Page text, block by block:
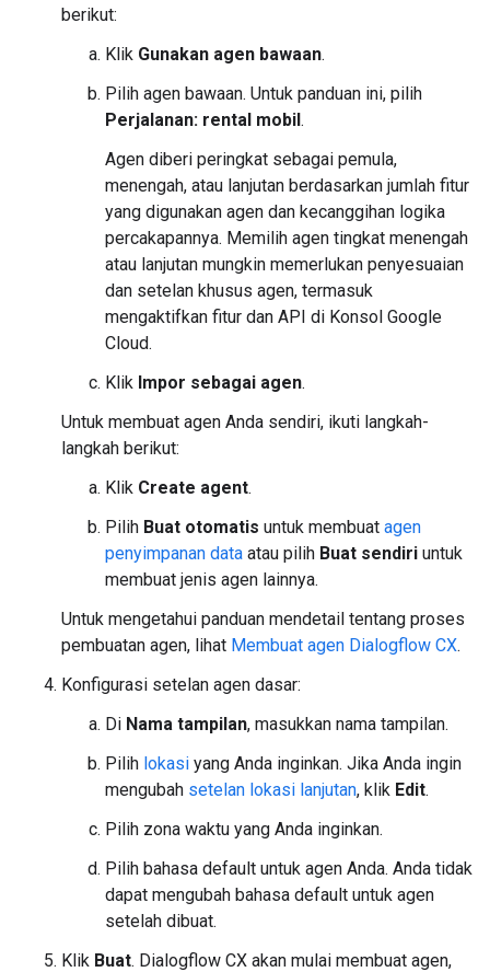
berikut:
Klik Gunakan agen bawaan.
Pilih agen bawaan. Untuk panduan ini, pilih
Perjalanan: rental mobil.
Agen diberi peringkat sebagai pemula,
menengah, atau lanjutan berdasarkan jumlah fitur
yang digunakan agen dan kecanggihan logika
percakapannya. Memilih agen tingkat menengah
atau lanjutan mungkin memerlukan penyesuaian
dan setelan khusus agen, termasuk
mengaktifkan fitur dan API di Konsol Google
Cloud.
Klik Impor sebagai agen.
Untuk membuat agen Anda sendiri, ikuti langkah-
langkah berikut:
Klik Create agent.
Pilih Buat otomatis untuk membuat agen
penyimpanan data atau pilih Buat sendiri untuk
membuat jenis agen lainnya.
Untuk mengetahui panduan mendetail tentang proses
pembuatan agen, lihat Membuat agen Dialogflow CX.
Konfigurasi setelan agen dasar:
Di Nama tampilan, masukkan nama tampilan.
Pilih lokasi yang Anda inginkan. Jika Anda ingin
mengubah setelan lokasi lanjutan, klik Edit.
Pilih zona waktu yang Anda inginkan.
Pilih bahasa default untuk agen Anda. Anda tidak
dapat mengubah bahasa default untuk agen
setelah dibuat.
Klik Buat. Dialogflow CX akan mulai membuat agen,